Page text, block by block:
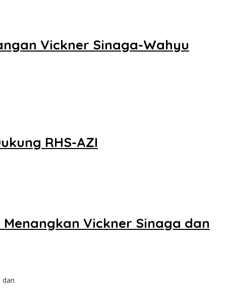
Vickner Sinaga-Wahyu
RHS-AZI
Vickner Sinaga dan
dan